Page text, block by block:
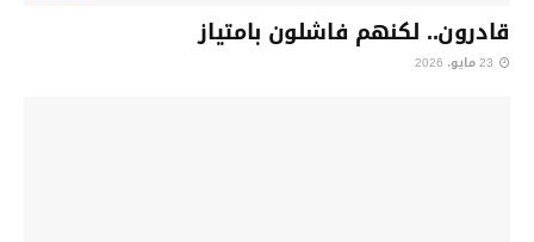
قادرون.. لكنهم فاشلون بامتياز